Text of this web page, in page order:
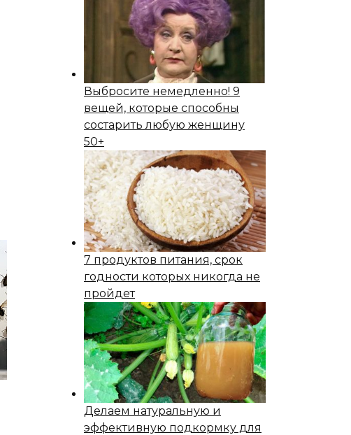
Выбросите немедленно! 9
вещей, которые способны
состapить любую женщину
50+
7 продуктов питания, срок
годности которых никогда не
пройдет
Делаем натуральную и
эффективную подкормку для